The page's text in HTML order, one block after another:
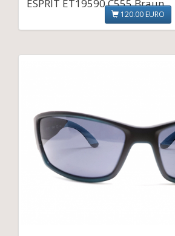
ESPRIT ET19590 C555 Braun
120.00 EURO